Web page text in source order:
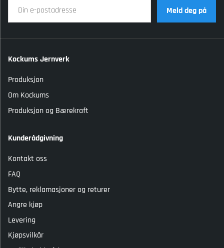
Meld deg på
Kockums Jernverk
Produksjon
Om Kockums
Produksjon og Bærekraft
Kunderådgivning
Kontakt oss
FAQ
Bytte, reklamasjoner og returer
Angre kjøp
Levering
Kjøpsvilkår